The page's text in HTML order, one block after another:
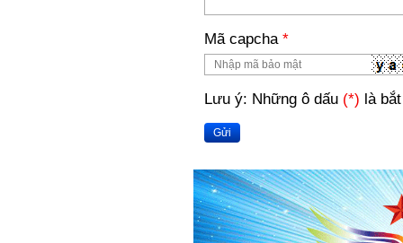
Mã capcha *
Lưu ý: Những ô dấu (*) là
Gửi